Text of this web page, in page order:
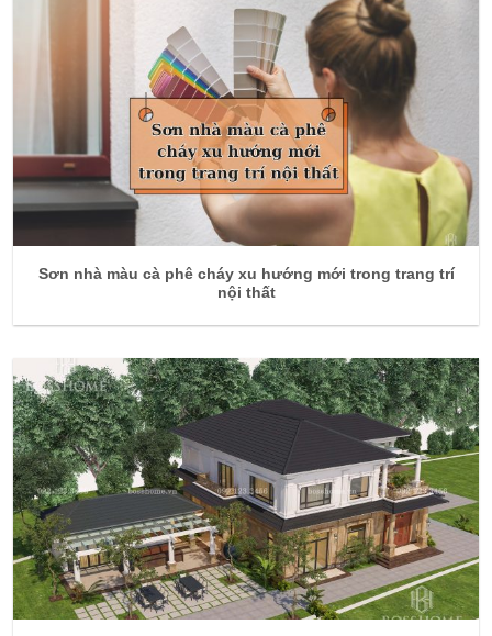
Sơn nhà màu cà phê cháy xu hướng mới trong trang trí
nội thất